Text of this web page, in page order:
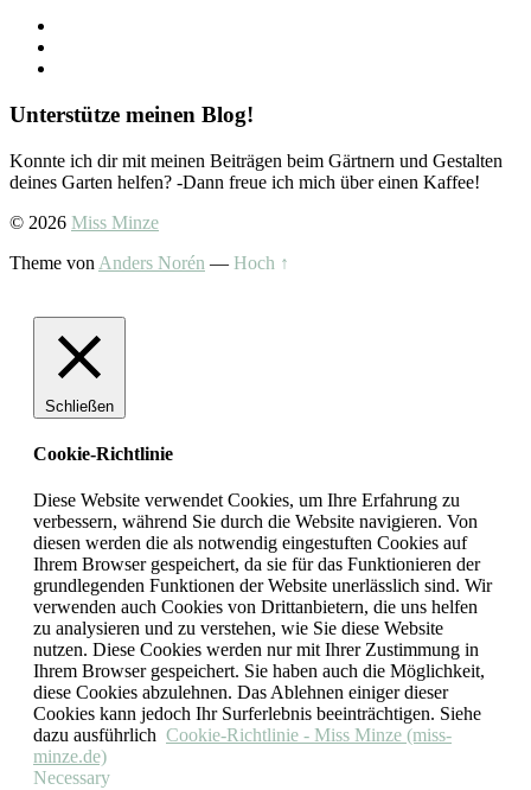
Unterstütze meinen Blog!
Konnte ich dir mit meinen Beiträgen beim Gärtnern und Gestalten
deines Garten helfen? -Dann freue ich mich über einen Kaffee!
© 2026 Miss Minze
Theme von Anders Norén — Hoch ↑
Schließen
Cookie-Richtlinie
Diese Website verwendet Cookies, um Ihre Erfahrung zu
verbessern, während Sie durch die Website navigieren. Von
diesen werden die als notwendig eingestuften Cookies auf
Ihrem Browser gespeichert, da sie für das Funktionieren der
grundlegenden Funktionen der Website unerlässlich sind. Wir
verwenden auch Cookies von Drittanbietern, die uns helfen
zu analysieren und zu verstehen, wie Sie diese Website
nutzen. Diese Cookies werden nur mit Ihrer Zustimmung in
Ihrem Browser gespeichert. Sie haben auch die Möglichkeit,
diese Cookies abzulehnen. Das Ablehnen einiger dieser
Cookies kann jedoch Ihr Surferlebnis beeinträchtigen. Siehe
dazu ausführlich Cookie-Richtlinie - Miss Minze (miss-
minze.de)
Necessary